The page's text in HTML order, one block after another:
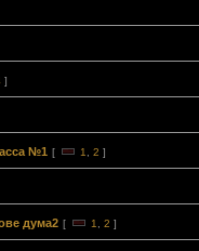
]
№1 [ 1 2 ]
дума2 [ 1 2 ]